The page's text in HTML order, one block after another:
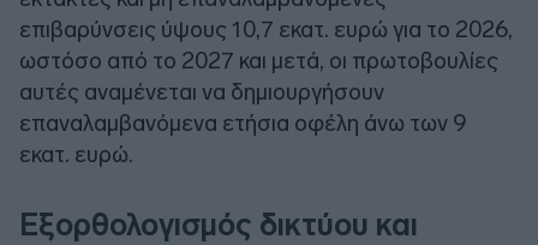
επιβαρύνσεις ύψους 10,7 εκατ. ευρώ για το 2026,
ωστόσο από το 2027 και μετά, οι πρωτοβουλίες
αυτές αναμένεται να δημιουργήσουν
επαναλαμβανόμενα ετήσια οφέλη άνω των 9
εκατ. ευρώ.
Εξορθολογισμός δικτύου και